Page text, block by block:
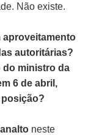
Não existe.
aproveitamento
autoritárias?
do ministro da
6 de abril,
neste